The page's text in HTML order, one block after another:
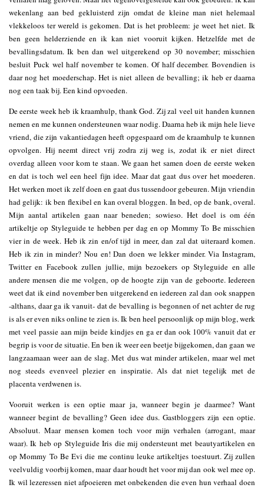
wekenlang aan bed gekluisterd zijn omdat de kleine man niet helemaal
vlekkeloos ter wereld is gekomen. Dat is het probleem: je weet het niet. Ik
ben geen helderziende en ik kan niet vooruit kijken. Hetzelfde met de
bevallingsdatum. Ik ben dan wel uitgerekend op 30 november; misschien
besluit Puck wel half november te komen. Of half december. Bovendien is
daar nog het moederschap. Het is niet alleen de bevalling; ik heb er daarna
nog een taak bij. Een kind opvoeden.
De eerste week heb ik kraamhulp, thank God. Zij zal veel uit handen kunnen
nemen en me kunnen ondersteunen waar nodig. Daarna heb ik mijn hele lieve
vriend, die zijn vakantiedagen heeft opgespaard om de kraamhulp te kunnen
opvolgen. Hij neemt direct vrij zodra zij weg is, zodat ik er niet direct
overdag alleen voor kom te staan. We gaan het samen doen de eerste weken
en dat is toch wel een heel fijn idee. Maar dat gaat dus over het moederen.
Het werken moet ik zelf doen en gaat dus tussendoor gebeuren. Mijn vriendin
had gelijk: ik ben flexibel en kan overal bloggen. In bed, op de bank, overal.
Mijn aantal artikelen gaan naar beneden; sowieso. Het doel is om één
artikeltje op Styleguide te hebben per dag en op Mommy To Be misschien
vier in de week. Heb ik zin en/of tijd in meer, dan zal dat uiteraard komen.
Heb ik zin in minder? Nou en! Dan doen we lekker minder. Via Instagram,
Twitter en Facebook zullen jullie, mijn bezoekers op Styleguide en alle
andere mensen die me volgen, op de hoogte zijn van de geboorte. Iedereen
weet dat ik eind november ben uitgerekend en iedereen zal dan ook snappen
-althans, daar ga ik vanuit- dat de bevalling is begonnen of net achter de rug
is als er even niks online te zien is. Ik ben heel persoonlijk op mijn blog, werk
met veel passie aan mijn beide kindjes en ga er dan ook 100% vanuit dat er
begrip is voor de situatie. En ben ik weer een beetje bijgekomen, dan gaan we
langzaamaan weer aan de slag. Met dus wat minder artikelen, maar wel met
nog steeds evenveel plezier en inspiratie. Als dat niet tegelijk met de
placenta verdwenen is.
Vooruit werken is een optie maar ja, wanneer begin je daarmee? Want
wanneer begint de bevalling? Geen idee dus. Gastbloggers zijn een optie.
Absoluut. Maar mensen komen toch voor mijn verhalen (arrogant, maar
waar). Ik heb op Styleguide Iris die mij ondersteunt met beautyartikelen en
op Mommy To Be Evi die me continu leuke artikeltjes toestuurt. Zij zullen
veelvuldig voorbij komen, maar daar houdt het voor mij dan ook wel mee op.
Ik wil lezeressen niet afpoeieren met onbekenden die even hun verhaal doen